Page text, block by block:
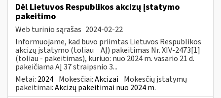
Dėl Lietuvos Respublikos akcizų įstatymo
pakeitimo
Web turinio sąrašas 2024-02-22
Informuojame, kad buvo priimtas Lietuvos Respublikos
akcizų įstatymo (toliau − AĮ) pakeitimas Nr. XIV-2473[1]
(toliau - pakeitimas), kuriuo: nuo 2024 m. vasario 21 d.
pakeičiama AĮ 37 straipsnio 3...
Metai: 2024 Mokesčiai:Akcizai Mokesčių įstatymų
pakeitimai:Akcizų pakeitimai nuo 2024 m.